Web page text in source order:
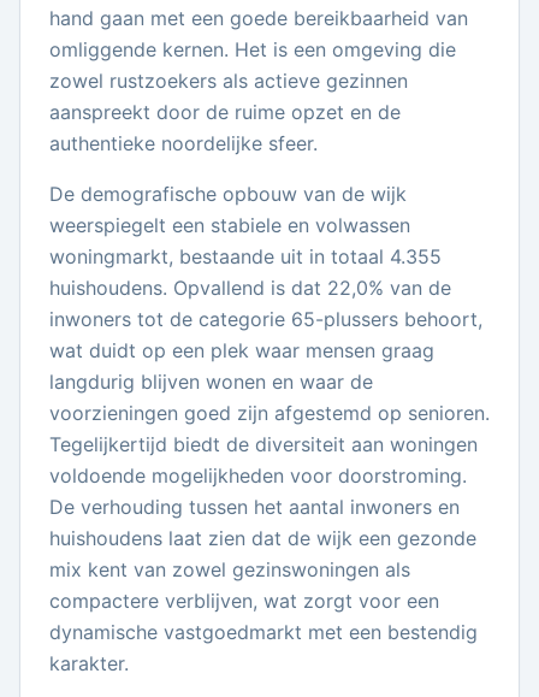
hand gaan met een goede bereikbaarheid van
omliggende kernen. Het is een omgeving die
zowel rustzoekers als actieve gezinnen
aanspreekt door de ruime opzet en de
authentieke noordelijke sfeer.
De demografische opbouw van de wijk
weerspiegelt een stabiele en volwassen
woningmarkt, bestaande uit in totaal 4.355
huishoudens. Opvallend is dat 22,0% van de
inwoners tot de categorie 65-plussers behoort,
wat duidt op een plek waar mensen graag
langdurig blijven wonen en waar de
voorzieningen goed zijn afgestemd op senioren.
Tegelijkertijd biedt de diversiteit aan woningen
voldoende mogelijkheden voor doorstroming.
De verhouding tussen het aantal inwoners en
huishoudens laat zien dat de wijk een gezonde
mix kent van zowel gezinswoningen als
compactere verblijven, wat zorgt voor een
dynamische vastgoedmarkt met een bestendig
karakter.